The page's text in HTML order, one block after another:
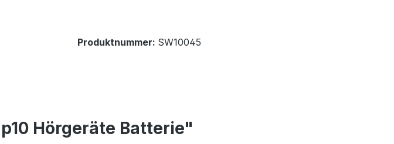
Produktnummer: SW10045
Hörgeräte Batterie"